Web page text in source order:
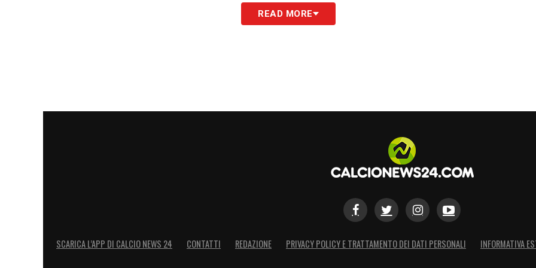
LA PLAYLIST DELLE NOSTRE TOP NEWSREAD MORE
SCARICA L’APP DI CALCIO NEWS 24 CONTATTI REDAZIONE PRIVACY POLICY E TRATTAMENTO DEI DATI PERSONALI INFORMATIVA